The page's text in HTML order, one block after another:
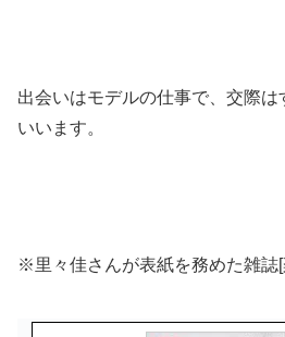
出会いはモデルの仕事で、交際は
いいます。
※里々佳さんが表紙を務めた雑誌[